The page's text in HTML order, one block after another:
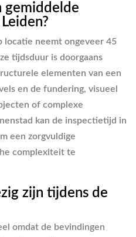
gemiddelde
locatie neemt ongeveer 45
tijdsduur is doorgaans
elementen van een
en de fundering, visueel
of complexe
kan de inspectietijd in
een zorgvuldige
complexiteit te
zijn tijdens de
omdat de bevindingen